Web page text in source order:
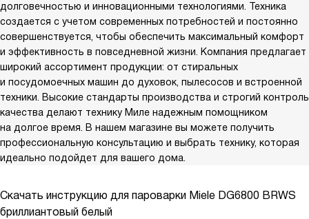
долговечностью и инновационными технологиями. Техника
создается с учетом современных потребностей и постоянно
совершенствуется, чтобы обеспечить максимальный комфорт
и эффективность в повседневной жизни. Компания предлагает
широкий ассортимент продукции: от стиральных
и посудомоечных машин до духовок, пылесосов и встроенной
техники. Высокие стандарты производства и строгий контроль
качества делают технику Миле надежным помощником
на долгое время. В нашем магазине вы можете получить
профессиональную консультацию и выбрать технику, которая
идеально подойдет для вашего дома.
Скачать инструкцию для пароварки Miele DG6800 BRWS
бриллиантовый белый